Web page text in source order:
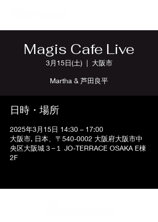
Magis Cafe Live
3月15日(土)
  |
大阪市
Martha & 芦田良平
日時・場所
2025年3月15日 14:30 – 17:00
大阪市, 日本、〒540-0002 大阪府大阪市中
央区大阪城３−１ JO-TERRACE OSAKA E棟
2F